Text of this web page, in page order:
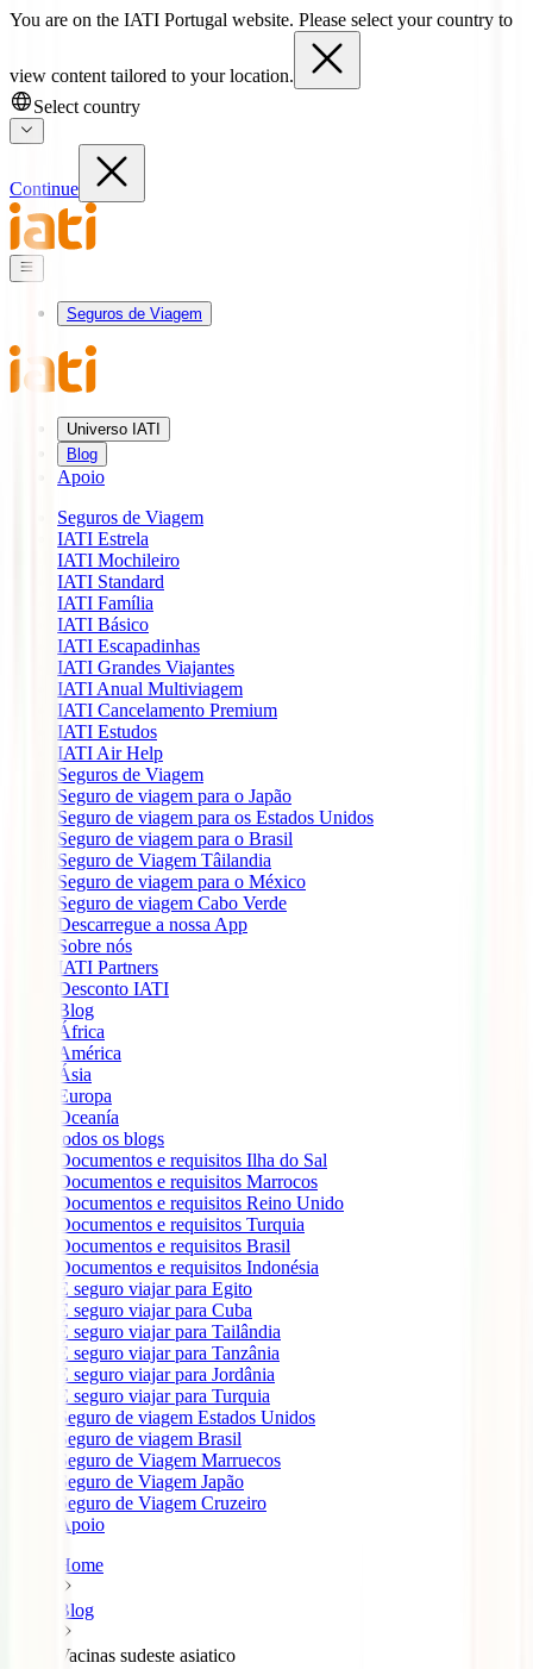
You are on the IATI Portugal website. Please select your country to
view content tailored to your location.
Select country
Continue
Seguros de Viagem
Universo IATI
Blog
Apoio
Seguros de Viagem
IATI Estrela
IATI Mochileiro
IATI Standard
IATI Família
IATI Básico
IATI Escapadinhas
IATI Grandes Viajantes
IATI Anual Multiviagem
IATI Cancelamento Premium
IATI Estudos
IATI Air Help
Seguros de Viagem
Seguro de viagem para o Japão
Seguro de viagem para os Estados Unidos
Seguro de viagem para o Brasil
Seguro de Viagem Tâilandia
Seguro de viagem para o México
Seguro de viagem Cabo Verde
Descarregue a nossa App
Sobre nós
IATI Partners
Desconto IATI
Blog
África
América
Ásia
Europa
Oceanía
todos os blogs
Documentos e requisitos Ilha do Sal
Documentos e requisitos Marrocos
Documentos e requisitos Reino Unido
Documentos e requisitos Turquia
Documentos e requisitos Brasil
Documentos e requisitos Indonésia
É seguro viajar para Egito
É seguro viajar para Cuba
É seguro viajar para Tailândia
É seguro viajar para Tanzânia
É seguro viajar para Jordânia
É seguro viajar para Turquia
Seguro de viagem Estados Unidos
Seguro de viagem Brasil
Seguro de Viagem Marruecos
Seguro de Viagem Japão
Seguro de Viagem Cruzeiro
Apoio
Home
Blog
Vacinas sudeste asiatico